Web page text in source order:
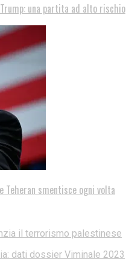
una partita ad alto rischio
smentisce ogni volta
il terrorismo palestinese
dati dossier Viminale 2023